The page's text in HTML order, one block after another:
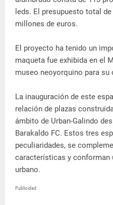
leds. El presupuesto total
millones de euros.
El proyecto ha tenido un
maqueta fue exhibida en el
museo neoyorquino para su
La inauguración de este
relación de plazas
ámbito de Urban-Galindo
Barakaldo FC. Estos tres
peculiaridades, se
características y conforman
urbano.
Publicidad